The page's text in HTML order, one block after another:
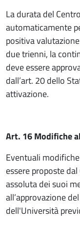
La durata del
automaticamente
positiva
due trienni, la
deve essere
dall’art. 20 dello
attivazione.
Art. 16 Modifiche
Eventuali
essere proposte
assoluta dei suoi
all’approvazione
dell'Università